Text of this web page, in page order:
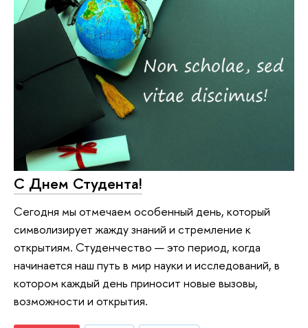
С Днем Студента!
Сегодня мы отмечаем особенный день, который
символизирует жажду знаний и стремление к
открытиям. Студенчество — это период, когда
начинается наш путь в мир науки и исследований, в
котором каждый день приносит новые вызовы,
возможности и открытия.